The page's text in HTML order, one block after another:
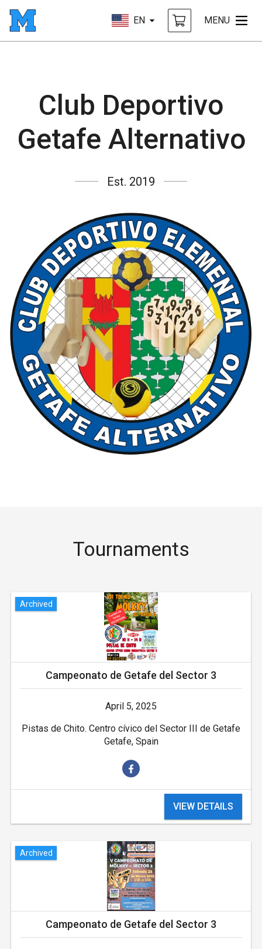
EN MENU
Club Deportivo
Getafe Alternativo
Est. 2019
Tournaments
Archived
Campeonato de Getafe del Sector 3
April 5, 2025
Pistas de Chito. Centro cívico del Sector III de Getafe
Getafe, Spain
VIEW DETAILS
Archived
Campeonato de Getafe del Sector 3